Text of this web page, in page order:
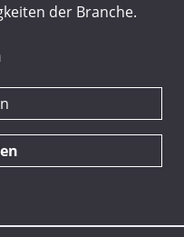
der Branche.